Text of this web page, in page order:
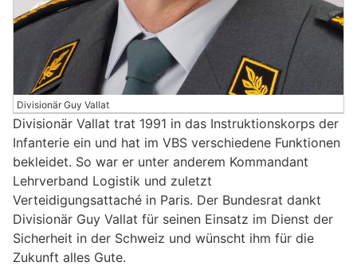
Divisionär Guy Vallat
Divisionär Vallat trat 1991 in das Instruktionskorps der
Infanterie ein und hat im VBS verschiedene Funktionen
bekleidet. So war er unter anderem Kommandant
Lehrverband Logistik und zuletzt
Verteidigungsattaché in Paris. Der Bundesrat dankt
Divisionär Guy Vallat für seinen Einsatz im Dienst der
Sicherheit in der Schweiz und wünscht ihm für die
Zukunft alles Gute.